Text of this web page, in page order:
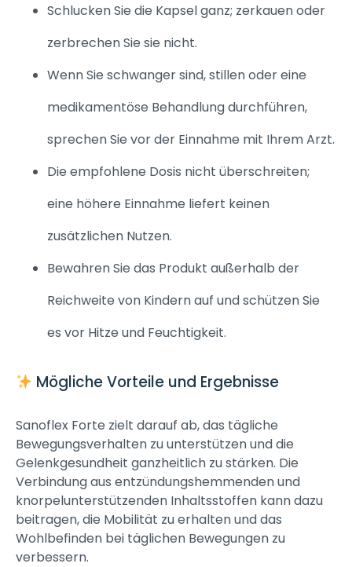
Schlucken Sie die Kapsel ganz; zerkauen oder
zerbrechen Sie sie nicht.
Wenn Sie schwanger sind, stillen oder eine
medikamentöse Behandlung durchführen,
sprechen Sie vor der Einnahme mit Ihrem Arzt.
Die empfohlene Dosis nicht überschreiten;
eine höhere Einnahme liefert keinen
zusätzlichen Nutzen.
Bewahren Sie das Produkt außerhalb der
Reichweite von Kindern auf und schützen Sie
es vor Hitze und Feuchtigkeit.
Mögliche Vorteile und Ergebnisse
Sanoflex Forte zielt darauf ab, das tägliche
Bewegungsverhalten zu unterstützen und die
Gelenkgesundheit ganzheitlich zu stärken. Die
Verbindung aus entzündungshemmenden und
knorpelunterstützenden Inhaltsstoffen kann dazu
beitragen, die Mobilität zu erhalten und das
Wohlbefinden bei täglichen Bewegungen zu
verbessern.